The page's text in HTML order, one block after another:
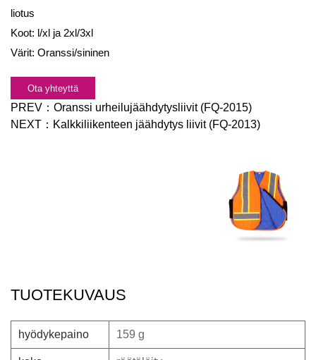
liotus
Koot: l/xl ja 2xl/3xl
Värit: Oranssi/sininen
Ota yhteyttä
PREV： Oranssi urheilujäähdytysliivit (FQ-2015)
NEXT： Kalkkiliikenteen jäähdytys liivit (FQ-2013)
TUOTEKUVAUS
hyödykepaino 159 g